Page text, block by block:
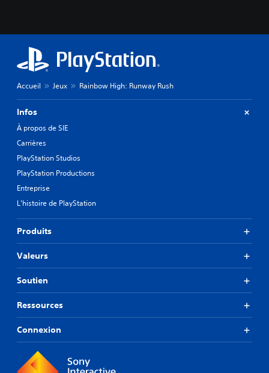
Accueil Jeux Rainbow High: Runway Rush
Infos
À propos de SIE
Carrières
PlayStation Studios
PlayStation Productions
Entreprise
L'histoire de PlayStation
Produits
Valeurs
Soutien
Ressources
Connexion